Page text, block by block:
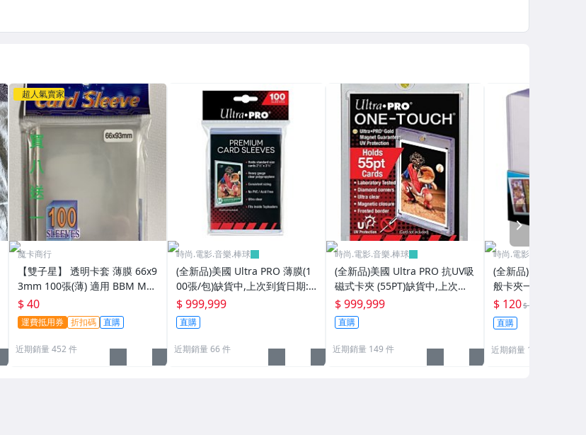
超人氣賣家
魔卡商行
【雙子星】 透明卡套 薄膜 66x9
3mm 100張(薄) 適用 BBM MLB
Topps CPBL 球員卡
$ 40
運費抵用券 折扣碼 直購
近期銷量 452 件
時尚.電影.音樂.棒球
(全新品)美國 Ultra PRO 薄膜(1
00張/包)缺貨中,上次到貨日期:2
025/6/26
$ 999,999
直購
近期銷量 66 件
時尚.電影.音樂.棒球
(全新品)美國 Ultra PRO 抗UV吸
磁式卡夾 (55PT)缺貨中,上次到
貨日期:2024/6/13已再到貨
$ 999,999
直購
近期銷量 149 件
時尚.電影.音樂.棒球
(全新品)美國 Ultra
般卡夾一包(25個/包
再到貨
$ 120$ 150
直購
近期銷量 119 件